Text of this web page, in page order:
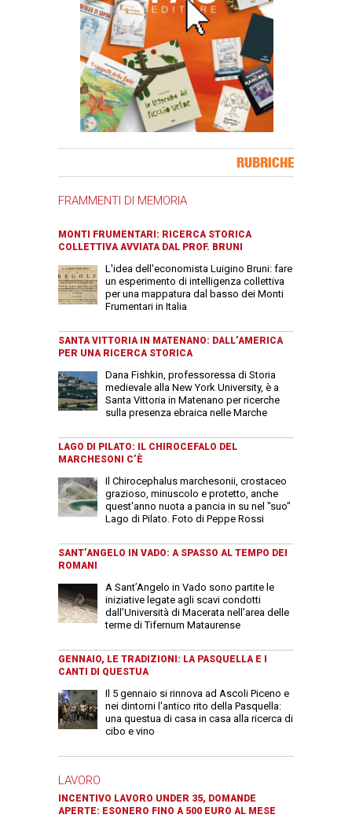
RUBRICHE
FRAMMENTI DI MEMORIA
MONTI FRUMENTARI: RICERCA STORICA
COLLETTIVA AVVIATA DAL PROF. BRUNI
L'idea dell'economista Luigino Bruni: fare
un esperimento di intelligenza collettiva
per una mappatura dal basso dei Monti
Frumentari in Italia
SANTA VITTORIA IN MATENANO: DALL’AMERICA
PER UNA RICERCA STORICA
Dana Fishkin, professoressa di Storia
medievale alla New York University, è a
Santa Vittoria in Matenano per ricerche
sulla presenza ebraica nelle Marche
LAGO DI PILATO: IL CHIROCEFALO DEL
MARCHESONI C’È
Il Chirocephalus marchesonii, crostaceo
grazioso, minuscolo e protetto, anche
quest'anno nuota a pancia in su nel "suo"
Lago di Pilato. Foto di Peppe Rossi
SANT’ANGELO IN VADO: A SPASSO AL TEMPO DEI
ROMANI
A Sant’Angelo in Vado sono partite le
iniziative legate agli scavi condotti
dall’Università di Macerata nell’area delle
terme di Tifernum Mataurense
GENNAIO, LE TRADIZIONI: LA PASQUELLA E I
CANTI DI QUESTUA
Il 5 gennaio si rinnova ad Ascoli Piceno e
nei dintorni l'antico rito della Pasquella:
una questua di casa in casa alla ricerca di
cibo e vino
LAVORO
INCENTIVO LAVORO UNDER 35, DOMANDE
APERTE: ESONERO FINO A 500 EURO AL MESE